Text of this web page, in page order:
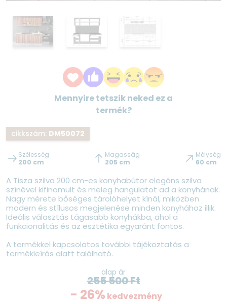
Mennyire tetszik neked ez a
termék?
cikkszám: DM50072
Szélesség
200 cm
Magasság
205 cm
Mélység
60 cm
A Tisza szilva 200 cm-es konyhabútor elegáns szilva
színével kifinomult és meleg hangulatot ad a konyhának.
Nagy mérete bőséges tárolóhelyet kínál, miközben
modern és stílusos megjelenése minden konyhához illik.
Ideális választás tágasabb konyhákba, ahol a
funkcionalitás és az esztétika egyaránt fontos.
A termékkel kapcsolatos további tájékoztatás a
termékleírás alatt található.
alap ár
255 500Ft
- 26% kedvezmény